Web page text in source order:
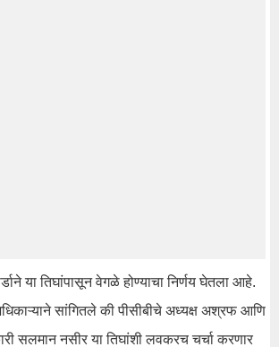
या तिघांपासून वेगळे होण्याचा निर्णय घेतला आहे.
अधिकाऱ्याने सांगितले की पीसीबीचे अध्यक्ष अश्रफ आणि
सलमान नसीर या तिघांशी लवकरच चर्चा करणार